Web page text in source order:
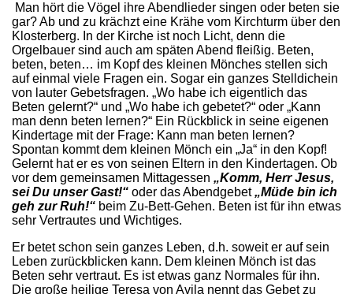
Man hört die Vögel ihre Abendlieder singen oder beten sie
gar? Ab und zu krächzt eine Krähe vom Kirchturm über den
Klosterberg. In der Kirche ist noch Licht, denn die
Orgelbauer sind auch am späten Abend fleißig. Beten,
beten, beten… im Kopf des kleinen Mönches stellen sich
auf einmal viele Fragen ein. Sogar ein ganzes Stelldichein
von lauter Gebetsfragen. „Wo habe ich eigentlich das
Beten gelernt?“ und „Wo habe ich gebetet?“ oder „Kann
man denn beten lernen?“ Ein Rückblick in seine eigenen
Kindertage mit der Frage: Kann man beten lernen?
Spontan kommt dem kleinen Mönch ein „Ja“ in den Kopf!
Gelernt hat er es von seinen Eltern in den Kindertagen. Ob
vor dem gemeinsamen Mittagessen „Komm, Herr Jesus,
sei Du unser Gast!“ oder das Abendgebet„Müde bin ich
geh zur Ruh!“ beim Zu-Bett-Gehen. Beten ist für ihn etwas
sehr Vertrautes und Wichtiges.
Er betet schon sein ganzes Leben, d.h. soweit er auf sein
Leben zurückblicken kann. Dem kleinen Mönch ist das
Beten sehr vertraut. Es ist etwas ganz Normales für ihn.
Die große heilige Teresa von Avila nennt das Gebet zu